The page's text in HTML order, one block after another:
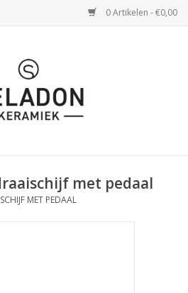
0 Artikelen - €0,00
met pedaal
MET PEDAAL